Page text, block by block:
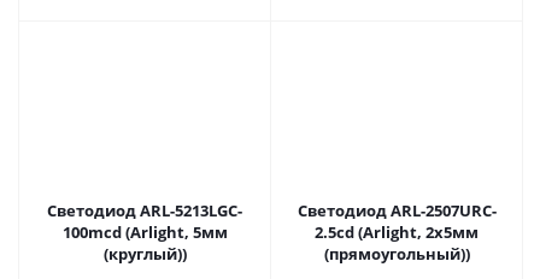
Светодиод ARL-5213LGC-
100mcd (Arlight, 5мм
(круглый))
Светодиод ARL-2507URC-
2.5cd (Arlight, 2x5мм
(прямоугольный))